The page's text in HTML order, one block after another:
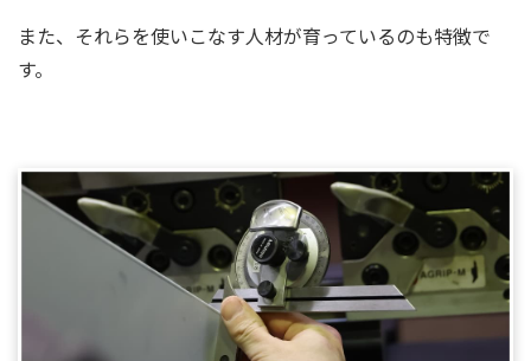
また、それらを使いこなす人材が育っているのも特徴で
す。